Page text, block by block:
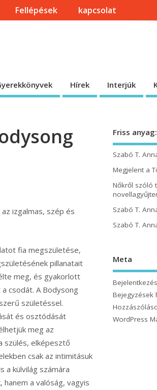
Fellépések kapcsolat
Hírek Interjúk
izgalmas, szép és
fia megszületése,
pillanatait
meg, és gyakorlott
csodát. A Bodysong
születéssel.
és osztódását
meg az
szülés, elképesztő
csak az intimitásuk
a külvilág számára
a valóság, vagyis
Friss anyag:
Szabó T.
Megjelent a
Nőkről szóló
Szabó T.
Szabó T.
Meta
Bejelentkezés
Bejegyzések
WordPress